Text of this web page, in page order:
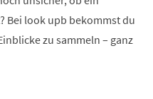
Bei look upb bekommst du
zu sammeln – ganz